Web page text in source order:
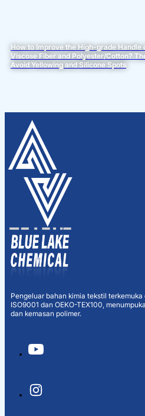
How to Improve the High-grade Handle
Viscose Fiber and Polyester/Cotton?
Avoid Yellowing and Silicone Spots
Pengeluar bahan kimia tekstil
ISO9001 dan OEKO-TEX100,
dan kemasan polimer.